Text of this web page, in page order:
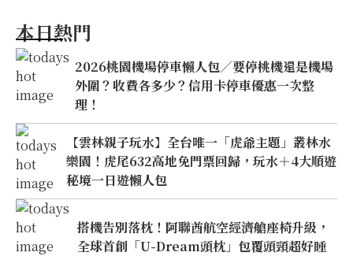
本日熱門
2026桃園機場停車懶人包／要停桃機還是機場
外圍？收費各多少？信用卡停車優惠一次整
理！
【雲林親子玩水】全台唯一「虎爺主題」叢林水
樂園！虎尾632高地免門票回歸，玩水＋4大順遊
秘境一日遊懶人包
搭機告別落枕！阿聯酋航空經濟艙座椅升級，
全球首創「U-Dream頭枕」包覆頭頸超好睡